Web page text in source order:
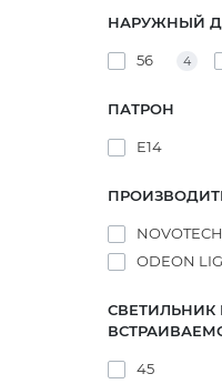
НАРУЖНЫЙ
56 4
ПАТРОН
E14
NOVOTECH
ODEON
СВЕТИЛЬНИК
45